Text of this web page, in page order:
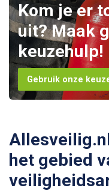
Kom je er
uit? Maak
keuzehulp!
Gebruik onze
het gebied